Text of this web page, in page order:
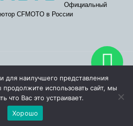
Официальный
CFMOTO в России
области.
для наилучшего представления
продолжите использовать сайт, мы
что Вас это устраивает.
Хорошо